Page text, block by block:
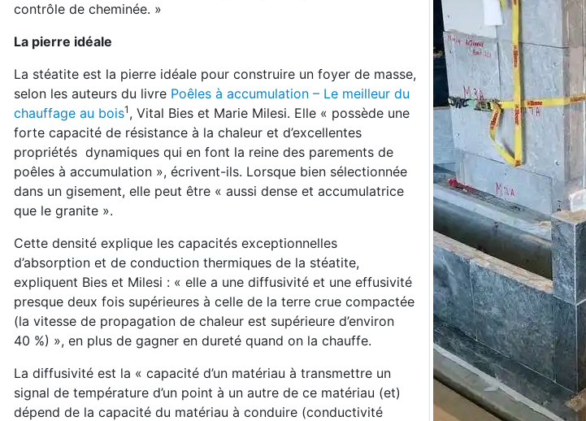
contrôle de cheminée. »
La pierre idéale
La stéatite est la pierre idéale pour construire un foyer de masse,
selon les auteurs du livre Poêles à accumulation – Le meilleur du
chauffage au bois1 , Vital Bies et Marie Milesi. Elle « possède une
forte capacité de résistance à la chaleur et d’excellentes
propriétés dynamiques qui en font la reine des parements de
poêles à accumulation », écrivent-ils. Lorsque bien sélectionnée
dans un gisement, elle peut être « aussi dense et accumulatrice
que le granite ».
Cette densité explique les capacités exceptionnelles
d’absorption et de conduction thermiques de la stéatite,
expliquent Bies et Milesi : « elle a une diffusivité et une effusivité
presque deux fois supérieures à celle de la terre crue compactée
(la vitesse de propagation de chaleur est supérieure d’environ
40 %) », en plus de gagner en dureté quand on la chauffe.
La diffusivité est la « capacité d’un matériau à transmettre un
signal de température d’un point à un autre de ce matériau (et)
dépend de la capacité du matériau à conduire (conductivité